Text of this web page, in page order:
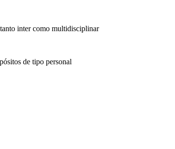
inter como multidisciplinar
de tipo personal